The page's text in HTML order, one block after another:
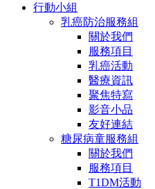
行動小組
乳癌防治服務組
關於我們
服務項目
乳癌活動
醫療資訊
聚焦特寫
影音小品
友好連結
糖尿病童服務組
關於我們
服務項目
T1DM活動